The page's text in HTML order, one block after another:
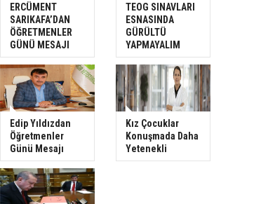
ERCÜMENT
SARIKAFA’DAN
ÖĞRETMENLER
GÜNÜ MESAJI
TEOG SINAVLARI
ESNASINDA
GÜRÜLTÜ
YAPMAYALIM
Edip Yıldızdan
Öğretmenler
Günü Mesajı
Kız Çocuklar
Konuşmada Daha
Yetenekli